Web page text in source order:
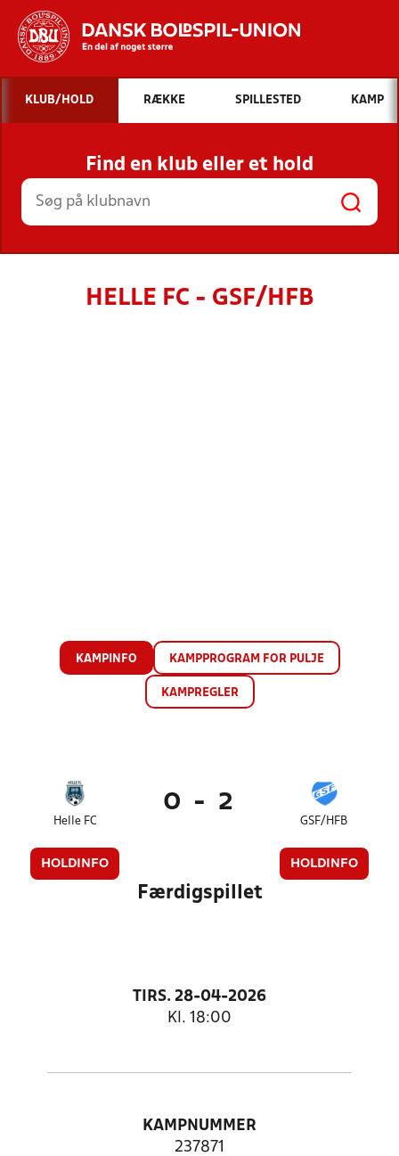
Hvad vil du søge efter?
INDHOLD OG NYHEDER
STILLINGER, RESULTATER, KLUBBER OG
HOLD
KLUB/HOLD RÆKKE SPILLESTED KAMP
Find en klub eller et hold
HELLE FC - GSF/HFB
KAMPINFO KAMPPROGRAM FOR PULJE
KAMPREGLER
Helle FC
HOLDINFO
0 - 2
GSF/HFB
HOLDINFO
Færdigspillet
TIRS. 28-04-2026
Kl. 18:00
KAMPNUMMER
237871